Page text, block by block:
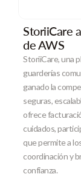
StoriiCare
de AWS
StoriiCare, una
guarderías
ganado la
seguras,
ofrece
cuidados,
que permite a
coordinación y
confianza.